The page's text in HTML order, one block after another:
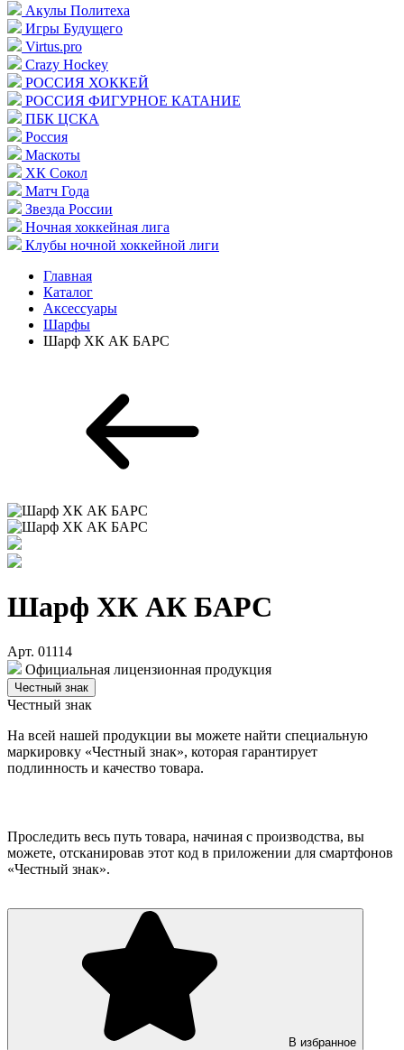
Акулы Политеха
Игры Будущего
Virtus.pro
Crazy Hockey
РОССИЯ ХОККЕЙ
РОССИЯ ФИГУРНОЕ КАТАНИЕ
ПБК ЦСКА
Россия
Маскоты
ХК Сокол
Матч Года
Звезда России
Ночная хоккейная лига
Клубы ночной хоккейной лиги
Главная
Каталог
Аксессуары
Шарфы
Шарф ХК АК БАРС
Шарф ХК АК БАРС
Арт. 01114
Официальная лицензионная продукция
Честный знак
Честный знак
На всей нашей продукции вы можете найти специальную
маркировку «Честный знак», которая гарантирует
подлинность и качество товара.
Проследить весь путь товара, начиная с производства, вы
можете, отсканировав этот код в приложении для смартфонов
«Честный знак».
В избранное